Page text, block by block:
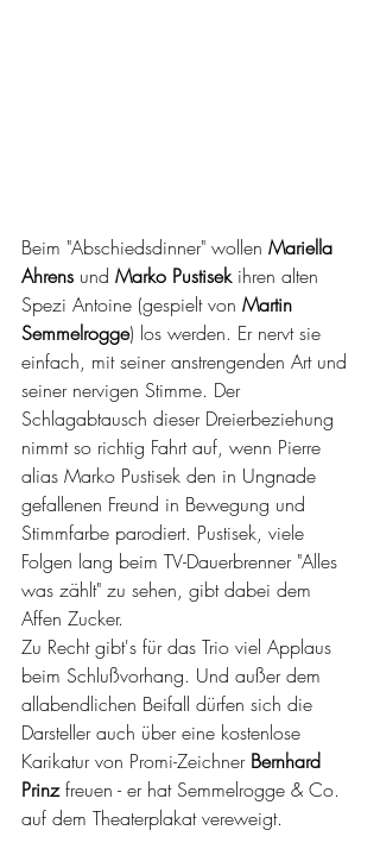
Beim "Abschiedsdinner" wollen Mariella
Ahrens und Marko Pustisek ihren alten
Spezi Antoine (gespielt von Martin
Semmelrogge) los werden. Er nervt sie
einfach, mit seiner anstrengenden Art und
seiner nervigen Stimme. Der
Schlagabtausch dieser Dreierbeziehung
nimmt so richtig Fahrt auf, wenn Pierre
alias Marko Pustisek den in Ungnade
gefallenen Freund in Bewegung und
Stimmfarbe parodiert. Pustisek, viele
Folgen lang beim TV-Dauerbrenner "Alles
was zählt" zu sehen, gibt dabei dem
Affen Zucker.
Zu Recht gibt's für das Trio viel Applaus
beim Schlußvorhang. Und außer dem
allabendlichen Beifall dürfen sich die
Darsteller auch über eine kostenlose
Karikatur von Promi-Zeichner Bernhard
Prinz freuen - er hat Semmelrogge & Co.
auf dem Theaterplakat vereweigt.